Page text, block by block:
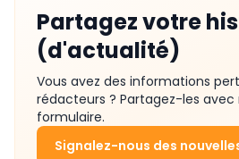
Partagez votre
(d'actualité)
Vous avez des informations
rédacteurs ? Partagez-les avec
formulaire.
Signalez-nous des